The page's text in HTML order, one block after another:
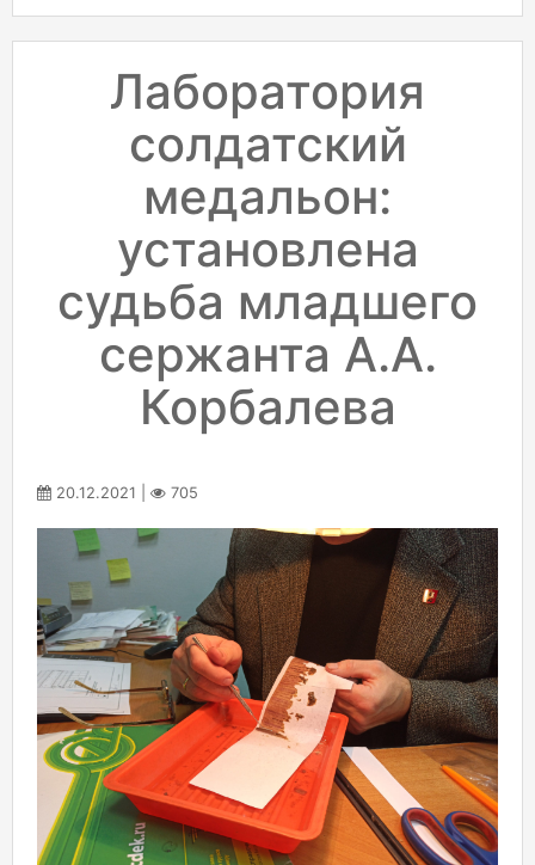
Лаборатория
солдатский
медальон:
установлена
судьба младшего
сержанта А.А.
Корбалева
20.12.2021 | 705